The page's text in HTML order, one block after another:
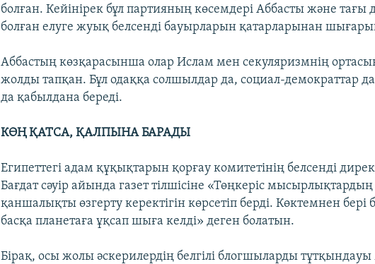
болған. Кейінірек бұл партияның көсемдері Аббасты және
болған елуге жуық белсенді бауырларын қатарларынан
Аббастың көзқарасынша олар Ислам мен секуляризмнің
жолды тапқан. Бұл одаққа солшылдар да, социал-демократтар
да қабылдана береді.
КӨҢ ҚАТСА, ҚАЛПЫНА БАРАДЫ
Египеттегі адам құқықтарын қорғау комитетінің белсенді
Бағдат сәуір айында газет тілшісіне «Төңкеріс мысырлықтардың
қаншалықты өзгерту керектігін көрсетіп берді. Көктемнен бері
басқа планетаға ұқсап шыға келді» деген болатын.
Бірақ, осы жолы әскерилердің белгілі блогшыларды